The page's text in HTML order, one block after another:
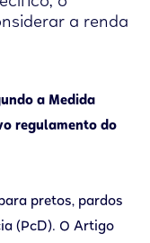
a renda
a Medida
regulamento do
pretos, pardos
(PcD). O Artigo